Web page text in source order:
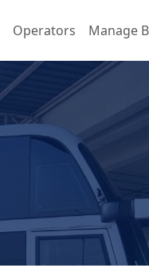
Operators Manage